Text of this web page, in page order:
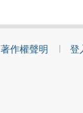
著作權聲明 登